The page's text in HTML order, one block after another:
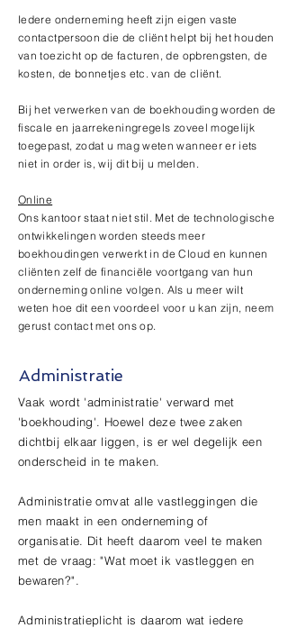
Iedere onderneming heeft zijn eigen vaste
contactpersoon die de cliënt helpt bij het houden
van toezicht op de facturen, de opbrengsten, de
kosten, de bonnetjes etc. van de cliënt.
Bij het verwerken van de boekhouding worden de
fiscale en jaarrekeningregels zoveel mogelijk
toegepast, zodat u mag weten wanneer er iets
niet in order is, wij dit bij u melden.
Online
Ons kantoor staat niet stil. Met de technologische
ontwikkelingen worden steeds meer
boekhoudingen verwerkt in de Cloud en kunnen
cliënten zelf de financiële voortgang van hun
onderneming online volgen. Als u meer wilt
weten hoe dit een voordeel voor u kan zijn, neem
gerust contact met ons op.
Administratie
Vaak wordt 'administratie' verward met
'boekhouding'. Hoewel deze twee zaken
dichtbij elkaar liggen, is er wel degelijk een
onderscheid in te maken.
Administratie omvat alle vastleggingen die
men maakt in een onderneming of
organisatie. Dit heeft daarom veel te maken
met de vraag: "Wat moet ik vastleggen en
bewaren?".
Administratieplicht is daarom wat iedere